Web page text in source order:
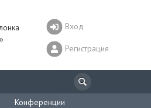
Вход
Регистрация
Конференции